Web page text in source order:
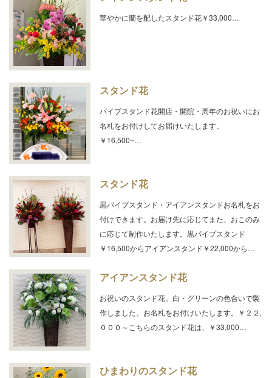
華やかに蘭を配したスタンド花￥33,000…
スタンド花
パイプスタンド花開店・開院・周年のお祝いにお
名札をお付けしてお届けいたします。
￥16,500~…
スタンド花
黒パイプスタンド・アイアンスタンドお名札をお
付けできます。お届け先に応じてまた、おこのみ
に応じて制作いたします。黒パイプスタンド
￥16,500からアイアンスタンド￥22,000から…
アイアンスタンド花
お祝いのスタンド花。白・グリーンの色合いで製
作しました。お名札をお付けいたします。￥２２,
０００～こちらのスタンド花は、￥33,000…
ひまわりのスタンド花